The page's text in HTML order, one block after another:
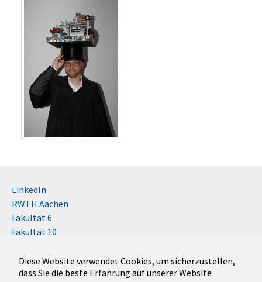
Diese Website verwendet Cookies, um sicherzustellen,
dass Sie die beste Erfahrung auf unserer Website
LinkedIn
RWTH Aachen
Fakultät 6
Fakultät 10
Kontakt
Disclaimer (RWTH)